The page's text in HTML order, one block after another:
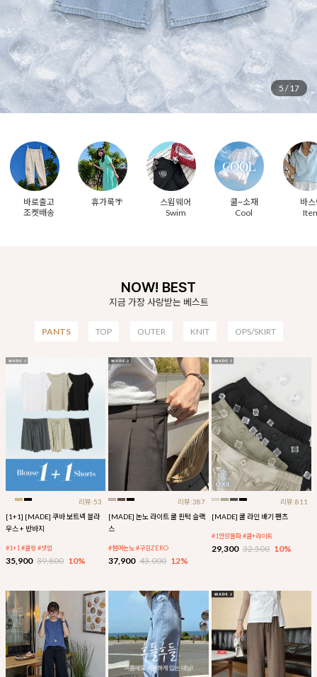
6 /17
바로출고
조켓배송
휴가룩🌴
스윔웨어
Swim
쿨~소재
Cool
바
NOW! BEST
지금 가장 사랑받는 베스트
PANTS TOP OUTER KNIT OPS/SKIRT
리뷰:53
[1+1] [MADE] 쿠바 보트넥 블라
우스 + 반바지
#1+1 #쿨링 #셋업
35,900 39,800 10%
리뷰:387
[MADE] 논노 라이트 쿨 핀턱 슬랙
스
#썸머논노 #구김ZERO
37,900 43,000 12%
리뷰:811
[MADE] 쿨 라인 배기 팬츠
#1만장돌파 #쿨+라이트
29,300 32,500 10%